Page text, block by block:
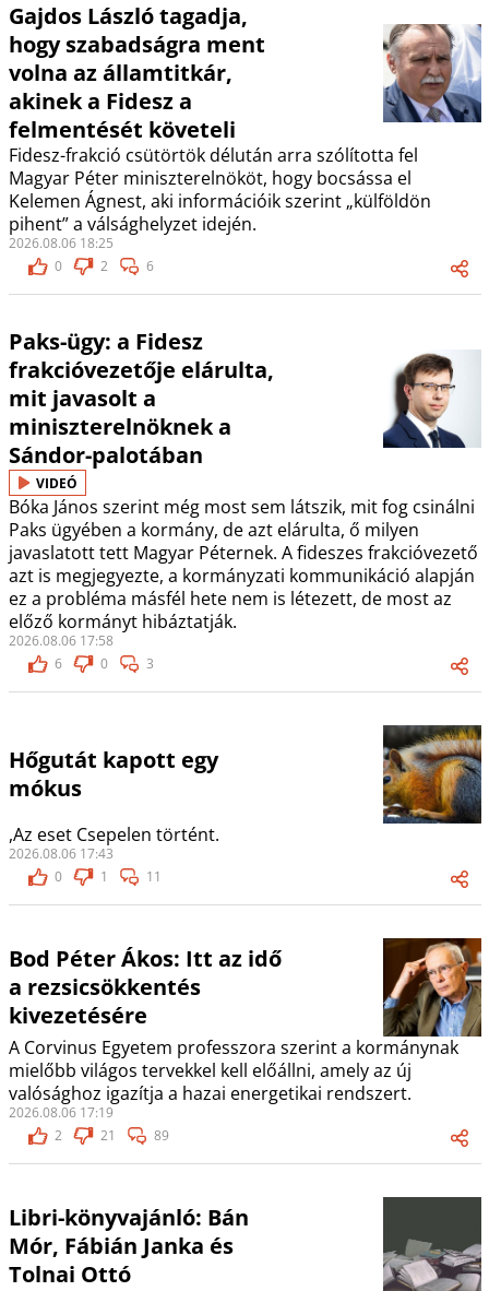
Gajdos László tagadja,
hogy szabadságra ment
volna az államtitkár,
akinek a Fidesz a
felmentését követeli
Fidesz-frakció csütörtök délután arra szólította fel
Magyar Péter miniszterelnököt, hogy bocsássa el
Kelemen Ágnest, aki információik szerint „külföldön
pihent” a válsághelyzet idején.
2026.08.06 18:25
0
2 6
Paks-ügy: a Fidesz
frakcióvezetője elárulta,
mit javasolt a
miniszterelnöknek a
Sándor-palotában
VIDEÓ
Bóka János szerint még most sem látszik, mit fog csinálni
Paks ügyében a kormány, de azt elárulta, ő milyen
javaslatott tett Magyar Péternek. A fideszes frakcióvezető
azt is megjegyezte, a kormányzati kommunikáció alapján
ez a probléma másfél hete nem is létezett, de most az
előző kormányt hibáztatják.
2026.08.06 17:58
6
0 3
Hőgutát kapott egy
mókus
,Az eset Csepelen történt.
2026.08.06 17:43
0
1 11
Bod Péter Ákos: Itt az idő
a rezsicsökkentés
kivezetésére
A Corvinus Egyetem professzora szerint a kormánynak
mielőbb világos tervekkel kell előállni, amely az új
valósághoz igazítja a hazai energetikai rendszert.
2026.08.06 17:19
2
21 89
Libri-könyvajánló: Bán
Mór, Fábián Janka és
Tolnai Ottó